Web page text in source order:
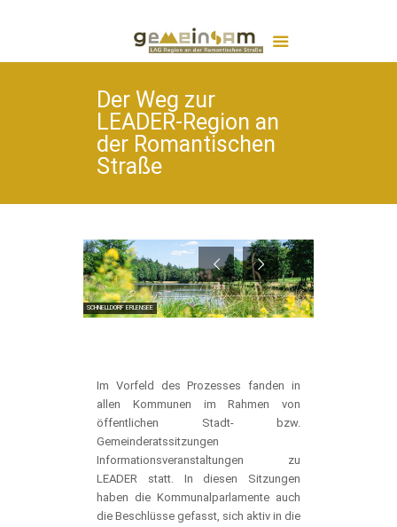
Der Weg zur
LEADER-Region an
der Romantischen
Straße
SCHNELLDORF ERLENSEE
Im Vorfeld des Prozesses fanden in
allen Kommunen im Rahmen von
öffentlichen Stadt- bzw.
Gemeinderatssitzungen
Informationsveranstaltungen zu
LEADER statt. In diesen Sitzungen
haben die Kommunalparlamente auch
die Beschlüsse gefasst, sich aktiv in die